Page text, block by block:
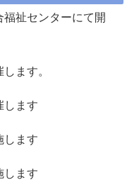
祉センターにて開
ます。
します
します
します